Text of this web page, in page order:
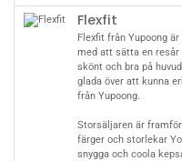
Flexfit
Flexfit från Yupoong
med att sätta en
skönt och bra på
glada över att kunna
från Yupoong.
Storsäljaren är
färger och storlekar
snygga och coola